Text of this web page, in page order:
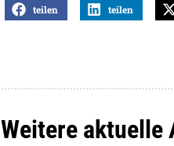
teilen teilen
Weitere aktuelle